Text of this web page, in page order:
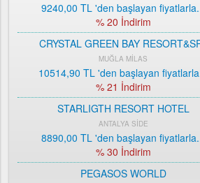
9240,00 TL 'den başlayan
% 20 İndirim
CRYSTAL GREEN BAY
MUĞLA MİLAS
10514,90 TL 'den başlayan
% 21 İndirim
STARLIGTH RESORT HOTEL
ANTALYA SİDE
8890,00 TL 'den başlayan
% 30 İndirim
PEGASOS WORLD